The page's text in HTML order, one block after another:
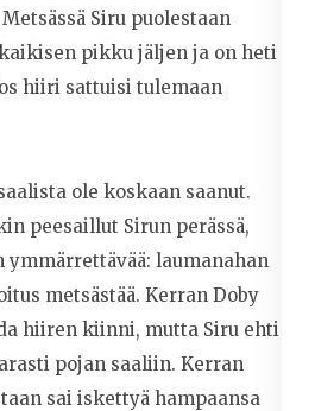
Siru puolestaan
pikku jäljen ja on heti
hiiri sattuisi tulemaan
ole koskaan saanut.
peesaillut Sirun perässä,
laumanahan
metsästää. Kerran Doby
hiiren kiinni, mutta Siru ehti
pojan saaliin. Kerran
sai iskettyä hampaansa